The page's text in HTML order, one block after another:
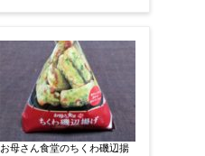
お母さん食堂のちくわ磯辺揚